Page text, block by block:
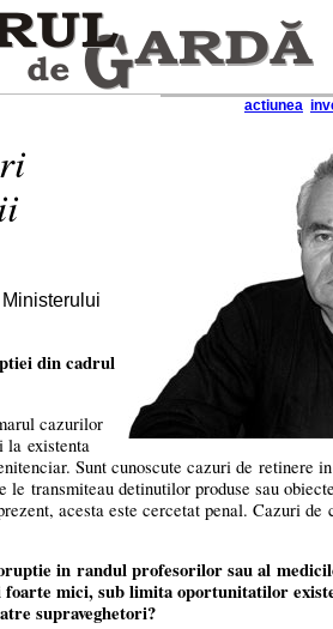
actiunea
din cadrul
cazurilor
la existenta
Sunt cunoscute cazuri de retinere
le transmiteau detinutilor produse sau
acesta este cercetat penal. Cazuri de
in randul profesorilor sau al
mici, sub limita oportunitatilor
supraveghetori?